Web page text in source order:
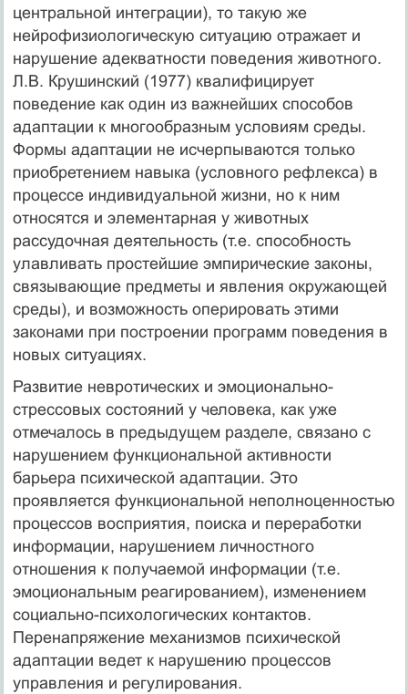
центральной интеграции), то такую же
нейрофизиологическую ситуацию отражает и
нарушение адекватности поведения животного.
Л.В. Крушинский (1977) квалифицирует
поведение как один из важнейших способов
адаптации к многообразным условиям среды.
Формы адаптации не исчерпываются только
приобретением навыка (условного рефлекса) в
процессе индивидуальной жизни, но к ним
относятся и элементарная у животных
рассудочная деятельность (т.е. способность
улавливать простейшие эмпирические законы,
связывающие предметы и явления окружающей
среды), и возможность оперировать этими
законами при построении программ поведения в
новых ситуациях.
Развитие невротических и эмоционально-
стрессовых состояний у человека, как уже
отмечалось в предыдущем разделе, связано с
нарушением функциональной активности
барьера психической адаптации. Это
проявляется функциональной неполноценностью
процессов восприятия, поиска и переработки
информации, нарушением личностного
отношения к получаемой информации (т.е.
эмоциональным реагированием), изменением
социально-психологических контактов.
Перенапряжение механизмов психической
адаптации ведет к нарушению процессов
управления и регулирования.